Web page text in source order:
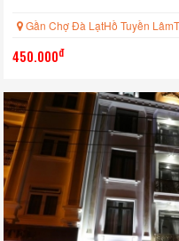
Gần Chợ Đà LạtHồ Tuyền
450.000đ